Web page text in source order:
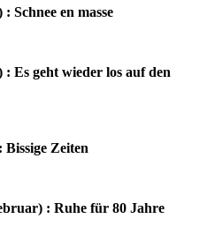
Schnee en masse
Es geht wieder los auf den
Bissige Zeiten
: Ruhe für 80 Jahre